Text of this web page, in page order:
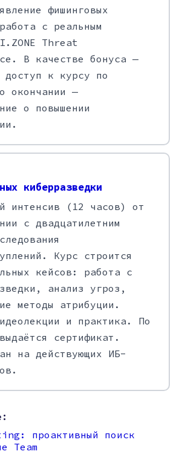
фишинговых
с реальным
Threat
В качестве бонуса —
доступ к курсу по
окончании —
о повышении
киберразведки
интенсив (12 часов) от
с двадцатилетним
Курс строится
кейсов: работа с
анализ угроз,
методы атрибуции.
и практика. По
сертификат.
на действующих ИБ-
проактивный поиск
Team